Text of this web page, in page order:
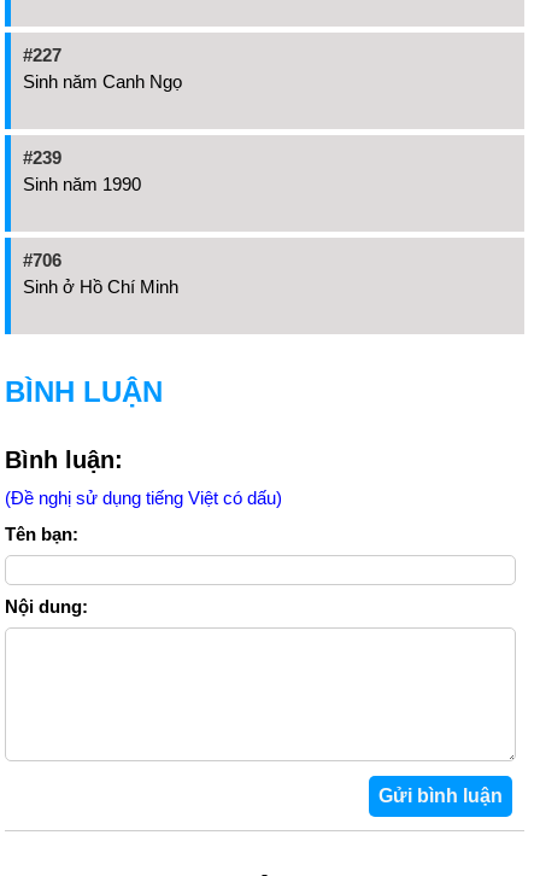
#227
Sinh năm Canh Ngọ
#239
Sinh năm 1990
#706
Sinh ở Hồ Chí Minh
BÌNH LUẬN
Bình luận:
(Đề nghị sử dụng tiếng Việt có dấu)
Tên bạn:
Nội dung: